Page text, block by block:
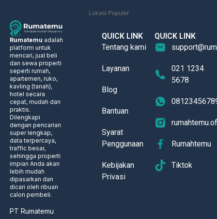
Lokasi Populer
Rumatemu adalah
platform untuk
mencari, jual beli
dan sewa properti
seperti rumah,
apartemen, ruko,
kavling (tanah),
hotel secara
cepat, mudah dan
praktis.
Dilengkapi
dengan pencarian
super lengkap,
data terpercaya,
traffic besar,
sehingga properti
impian Anda akan
lebih mudah
dipasarkan dan
dicari oleh ribuan
calon pembeli.
PT Rumatemu
QUICK LINK
Tentang kami
Layanan
Blog
Bantuan
Syarat
Penggunaan
Kebijakan
Privasi
QUICK LINK
021 1234
5678
Rumahtemu
Tiktok